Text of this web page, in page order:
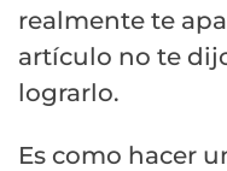
realmente te
artículo no te
lograrlo.
Es como hacer